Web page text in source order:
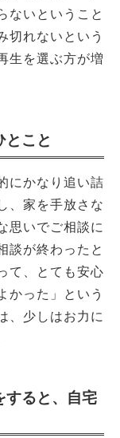
ないということ
切れないという
生を選ぶ方が増
とこと
にかなり追い詰
、家を手放さな
思いでご相談に
談が終わったと
て、とても安心
かった」という
、少しはお力に
すると、自宅